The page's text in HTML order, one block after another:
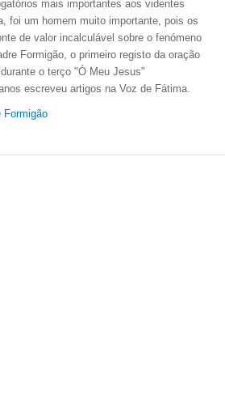
mais importantes aos videntes
foi um homem muito importante, pois os
de valor incalculável sobre o fenómeno
Formigão, o primeiro registo da oração
o terço "Ó Meu Jesus"
escreveu artigos na Voz de Fátima.
Formigão